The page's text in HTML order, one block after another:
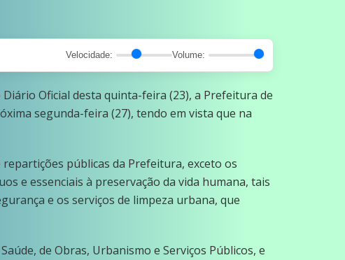
Velocidade: Volume:
Oficial desta quinta-feira (23), a Prefeitura de
segunda-feira (27), tendo em vista que na
públicas da Prefeitura, exceto os
e essenciais à preservação da vida humana, tais
e os serviços de limpeza urbana, que
de Obras, Urbanismo e Serviços Públicos, e